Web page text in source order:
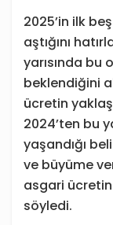
2025’in ilk
aştığını
yarısında bu
beklendiğini
ücretin
2024’ten bu
yaşandığı
ve büyüme
asgari ücretin
söyledi.